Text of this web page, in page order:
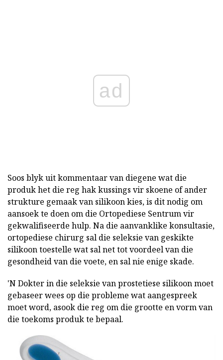
ad
Soos blyk uit kommentaar van diegene wat die
produk het die reg hak kussings vir skoene of ander
strukture gemaak van silikoon kies, is dit nodig om
aansoek te doen om die Ortopediese Sentrum vir
gekwalifiseerde hulp. Na die aanvanklike konsultasie,
ortopediese chirurg sal die seleksie van geskikte
silikoon toestelle wat sal net tot voordeel van die
gesondheid van die voete, en sal nie enige skade.
'N Dokter in die seleksie van prostetiese silikoon moet
gebaseer wees op die probleme wat aangespreek
moet word, asook die reg om die grootte en vorm van
die toekoms produk te bepaal.